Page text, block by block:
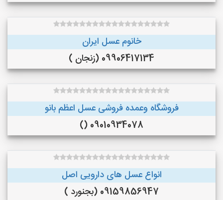
خانوم عسل ایران
09906417134 (زنجان )
فروشگاه وعمده فروشی عسل اعظم بانو
09010934078 ()
انواع عسل های دارویی اصل
09159856947 (بجنورد )